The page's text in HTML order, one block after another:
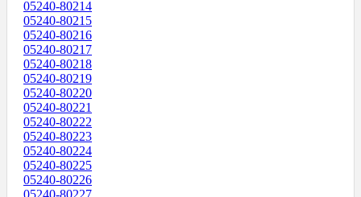
05240-80214
05240-80215
05240-80216
05240-80217
05240-80218
05240-80219
05240-80220
05240-80221
05240-80222
05240-80223
05240-80224
05240-80225
05240-80226
05240-80227